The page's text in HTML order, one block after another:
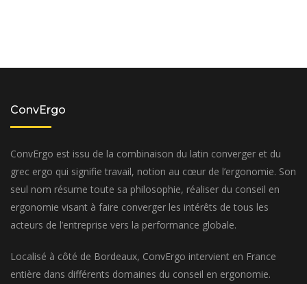
ConvErgo
ConvErgo est issu de la combinaison du latin converger et du
grec ergo qui signifie travail, notion au cœur de l’ergonomie. Son
seul nom résume toute sa philosophie, réaliser du conseil en
ergonomie visant à faire converger les intérêts de tous les
acteurs de l’entreprise vers la performance globale.
Localisé à côté de Bordeaux, ConvErgo intervient en France
entière dans différents domaines du conseil en ergonomie.